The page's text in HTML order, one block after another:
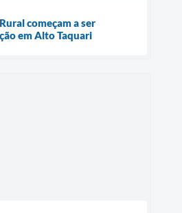
começam a ser
em Alto Taquari